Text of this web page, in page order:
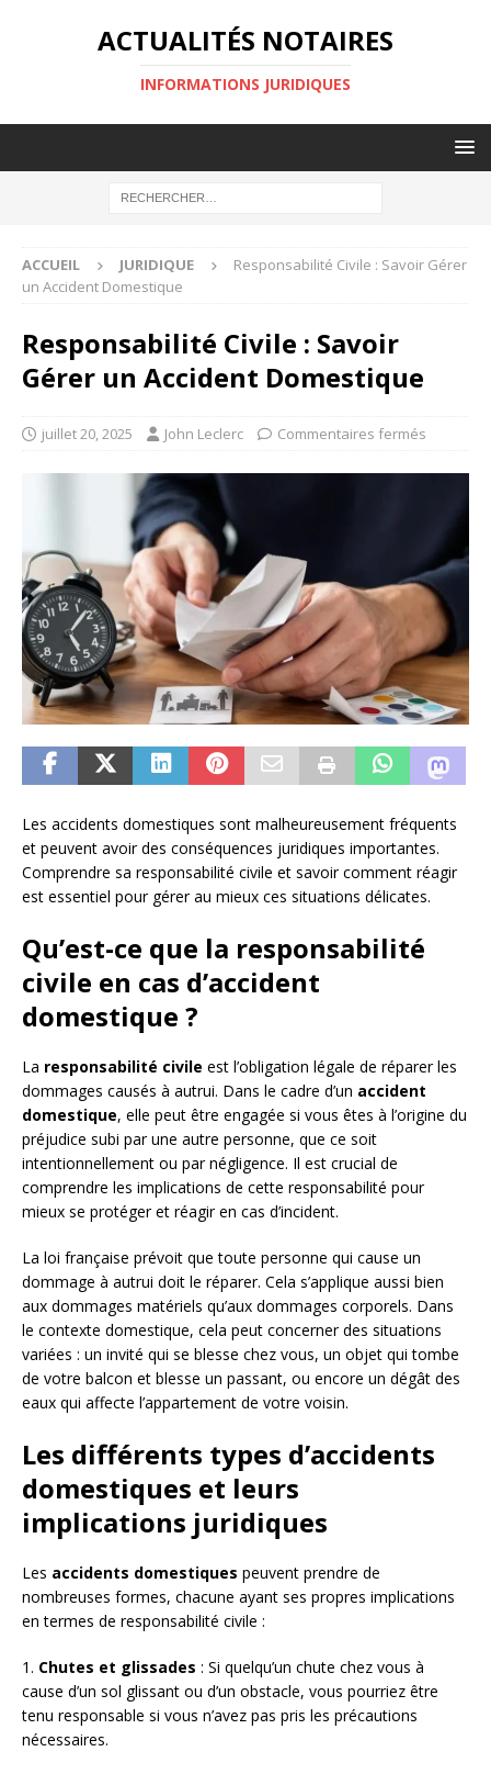
ACTUALITÉS NOTAIRES
INFORMATIONS JURIDIQUES
ACCUEIL JURIDIQUE
Responsabilité Civile : Savoir Gérer
un Accident Domestique
Responsabilité Civile : Savoir
Gérer un Accident Domestique
juillet 20, 2025 John Leclerc Commentaires fermés
Les accidents domestiques sont malheureusement fréquents
et peuvent avoir des conséquences juridiques importantes.
Comprendre sa responsabilité civile et savoir comment réagir
est essentiel pour gérer au mieux ces situations délicates.
Qu’est-ce que la responsabilité
civile en cas d’accident
domestique ?
La responsabilité civile est l’obligation légale de réparer les
dommages causés à autrui. Dans le cadre d’un accident
domestique, elle peut être engagée si vous êtes à l’origine du
préjudice subi par une autre personne, que ce soit
intentionnellement ou par négligence. Il est crucial de
comprendre les implications de cette responsabilité pour
mieux se protéger et réagir en cas d’incident.
La loi française prévoit que toute personne qui cause un
dommage à autrui doit le réparer. Cela s’applique aussi bien
aux dommages matériels qu’aux dommages corporels. Dans
le contexte domestique, cela peut concerner des situations
variées : un invité qui se blesse chez vous, un objet qui tombe
de votre balcon et blesse un passant, ou encore un dégât des
eaux qui affecte l’appartement de votre voisin.
Les différents types d’accidents
domestiques et leurs
implications juridiques
Les accidents domestiques peuvent prendre de
nombreuses formes, chacune ayant ses propres implications
en termes de responsabilité civile :
1. Chutes et glissades : Si quelqu’un chute chez vous à
cause d’un sol glissant ou d’un obstacle, vous pourriez être
tenu responsable si vous n’avez pas pris les précautions
nécessaires.